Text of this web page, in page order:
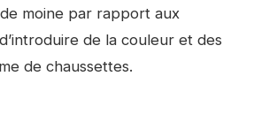
moine par rapport aux
de la couleur et des
de chaussettes.